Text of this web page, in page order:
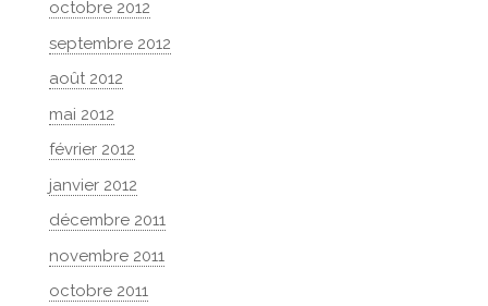
octobre 2012
septembre 2012
août 2012
mai 2012
février 2012
janvier 2012
décembre 2011
novembre 2011
octobre 2011